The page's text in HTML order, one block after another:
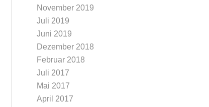
November 2019
Juli 2019
Juni 2019
Dezember 2018
Februar 2018
Juli 2017
Mai 2017
April 2017